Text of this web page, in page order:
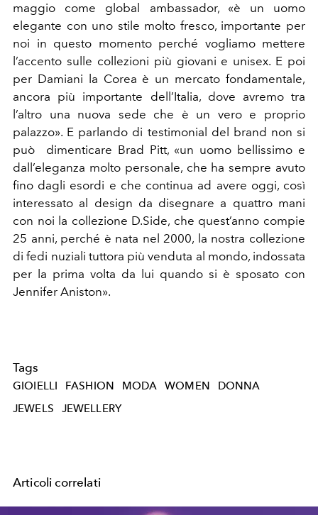
maggio come global ambassador, «è un uomo
elegante con uno stile molto fresco, importante per
noi in questo momento perché vogliamo mettere
l’accento sulle collezioni più giovani e unisex. E poi
per Damiani la Corea è un mercato fondamentale,
ancora più importante dell’Italia, dove avremo tra
l’altro una nuova sede che è un vero e proprio
palazzo». E parlando di testimonial del brand non si
può
dimenticare Brad Pitt, «un uomo bellissimo e
dall’eleganza molto personale, che ha sempre avuto
fino dagli esordi e che continua ad avere oggi, così
interessato al design da disegnare a quattro mani
con noi la collezione D.Side, che quest’anno compie
25 anni, perché è nata nel 2000, la nostra collezione
di fedi nuziali tuttora più venduta al mondo, indossata
per la prima volta da lui quando si è sposato con
Jennifer Aniston».
Tags
GIOIELLI FASHION MODA WOMEN
DONNA
JEWELS
JEWELLERY
Articoli correlati